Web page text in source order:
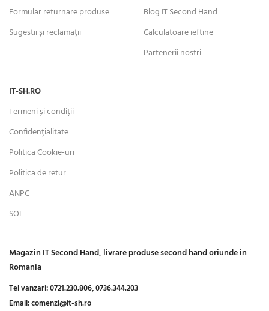
Formular returnare produse
Sugestii și reclamații
Blog IT Second Hand
Calculatoare ieftine
Partenerii nostri
IT-SH.RO
Termeni și condiții
Confidențialitate
Politica Cookie-uri
Politica de retur
ANPC
SOL
Magazin IT Second Hand, livrare produse second hand oriunde in
Romania
Tel vanzari:0721.230.806,0736.344.203
Email:comenzi@it-sh.ro